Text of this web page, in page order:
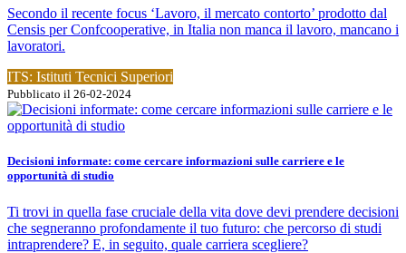
Secondo il recente focus ‘Lavoro, il mercato contorto’ prodotto dal
Censis per Confcooperative, in Italia non manca il lavoro, mancano i
lavoratori.
ITS: Istituti Tecnici Superiori
Pubblicato il 26-02-2024
Decisioni informate: come cercare informazioni sulle carriere e le
opportunità di studio
Ti trovi in quella fase cruciale della vita dove devi prendere decisioni
che segneranno profondamente il tuo futuro: che percorso di studi
intraprendere? E, in seguito, quale carriera scegliere?